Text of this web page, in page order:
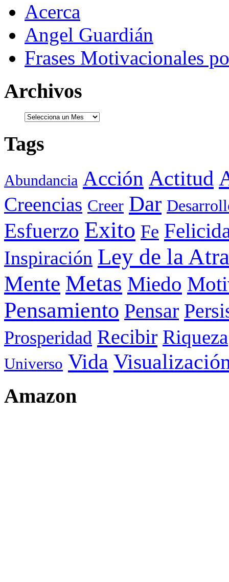
Acerca
Angel Guardián
Frases Motivacionales
Archivos
Tags
Abundancia Acción Actitud
Creencias Creer Dar
Esfuerzo Exito Fe
Inspiración Ley de la
Mente Metas Miedo
Pensamiento Pensar
Prosperidad Recibir Riqueza
Universo Vida
Amazon